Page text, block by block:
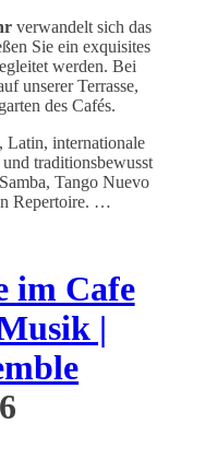
verwandelt sich das
Sie ein exquisites
werden. Bei
unserer Terrasse,
des Cafés.
internationale
traditionsbewusst
Tango Nuevo
Repertoire. …
im Cafe
|